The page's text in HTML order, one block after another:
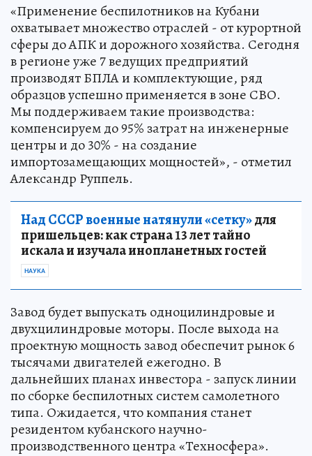
«Применение беспилотников на Кубани
охватывает множество отраслей - от курортной
сферы до АПК и дорожного хозяйства. Сегодня
в регионе уже 7 ведущих предприятий
производят БПЛА и комплектующие, ряд
образцов успешно применяется в зоне СВО.
Мы поддерживаем такие производства:
компенсируем до 95% затрат на инженерные
центры и до 30% - на создание
импортозамещающих мощностей», - отметил
Александр Руппель.
Над СССР военные натянули «сетку»для
пришельцев: как страна 13 лет тайно
искала и изучала инопланетных гостей
НАУКА
Завод будет выпускать одноцилиндровые и
двухцилиндровые моторы. После выхода на
проектную мощность завод обеспечит рынок 6
тысячами двигателей ежегодно. В
дальнейших планах инвестора - запуск линии
по сборке беспилотных систем самолетного
типа. Ожидается, что компания станет
резидентом кубанского научно-
производственного центра «Техносфера».